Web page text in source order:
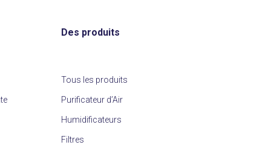
Des produits
Tous les produits
Purificateur d’Air
Humidificateurs
Filtres